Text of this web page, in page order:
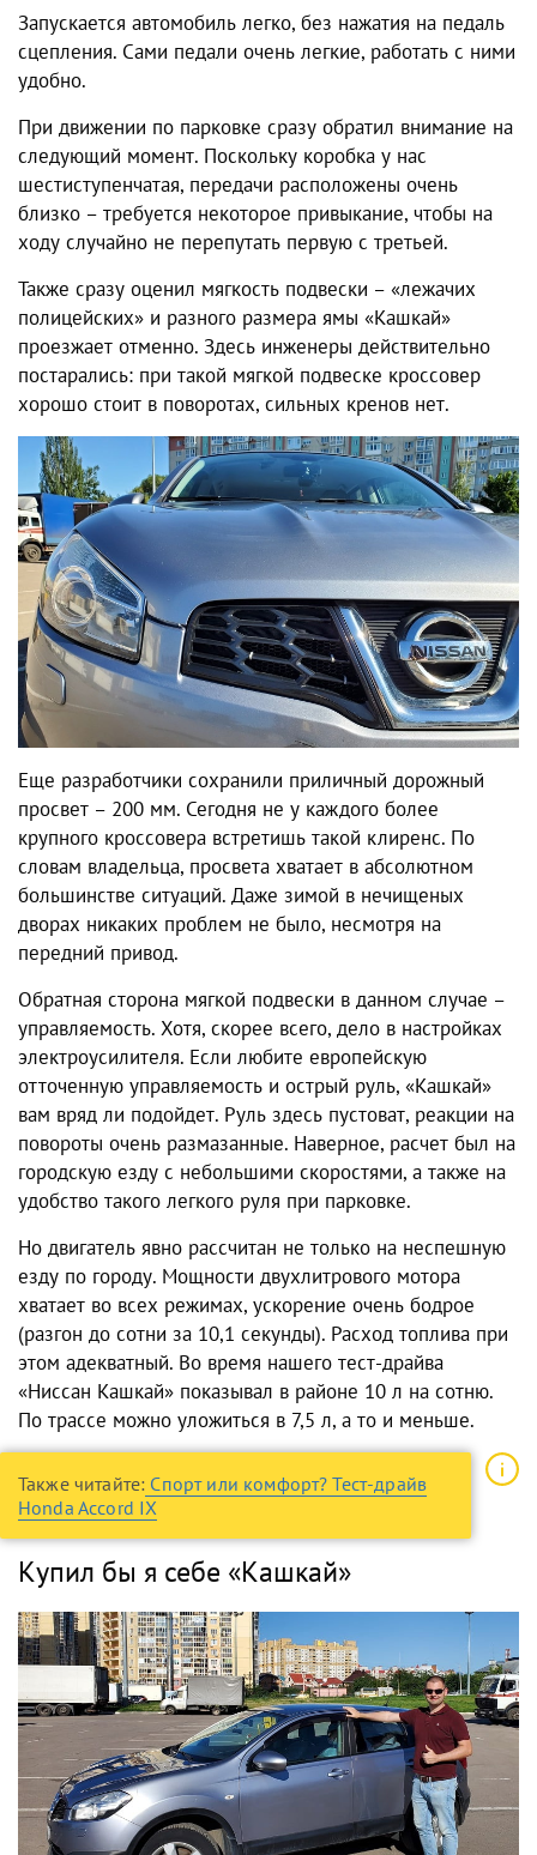
Запускается автомобиль легко, без нажатия на педаль
сцепления. Сами педали очень легкие, работать с ними
удобно.
При движении по парковке сразу обратил внимание на
следующий момент. Поскольку коробка у нас
шестиступенчатая, передачи расположены очень
близко – требуется некоторое привыкание, чтобы на
ходу случайно не перепутать первую с третьей.
Также сразу оценил мягкость подвески – «лежачих
полицейских» и разного размера ямы «Кашкай»
проезжает отменно. Здесь инженеры действительно
постарались: при такой мягкой подвеске кроссовер
хорошо стоит в поворотах, сильных кренов нет.
Еще разработчики сохранили приличный дорожный
просвет – 200 мм. Сегодня не у каждого более
крупного кроссовера встретишь такой клиренс. По
словам владельца, просвета хватает в абсолютном
большинстве ситуаций. Даже зимой в нечищеных
дворах никаких проблем не было, несмотря на
передний привод.
Обратная сторона мягкой подвески в данном случае –
управляемость. Хотя, скорее всего, дело в настройках
электроусилителя. Если любите европейскую
отточенную управляемость и острый руль, «Кашкай»
вам вряд ли подойдет. Руль здесь пустоват, реакции на
повороты очень размазанные. Наверное, расчет был на
городскую езду с небольшими скоростями, а также на
удобство такого легкого руля при парковке.
Но двигатель явно рассчитан не только на неспешную
езду по городу. Мощности двухлитрового мотора
хватает во всех режимах, ускорение очень бодрое
(разгон до сотни за 10,1 секунды). Расход топлива при
этом адекватный. Во время нашего тест-драйва
«Ниссан Кашкай» показывал в районе 10 л на сотню.
По трассе можно уложиться в 7,5 л, а то и меньше.
Также читайте: Спорт или комфорт? Тест-драйв
Honda Accord IX
Купил бы я себе «Кашкай»